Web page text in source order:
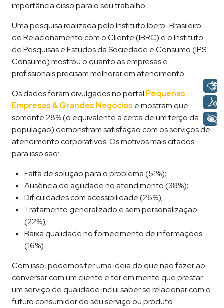
importância disso para o seu trabalho.
Uma pesquisa realizada pelo Instituto Ibero-Brasileiro
de Relacionamento com o Cliente (IBRC) e o Instituto
de Pesquisas e Estudos da Sociedade e Consumo (IPS
Consumo) mostrou o quanto as empresas e
profissionais precisam melhorar em atendimento.
Os dados foram divulgados no portal Pequenas
Empresas & Grandes Negócios e mostram que
somente 28% (o equivalente a cerca de um terço da
população) demonstram satisfação com os serviços de
atendimento corporativos. Os motivos mais citados
para isso são:
Falta de solução para o problema (51%);
Ausência de agilidade no atendimento (38%);
Dificuldades com acessibilidade (26%);
Tratamento generalizado e sem personalização
(22%);
Baixa qualidade no fornecimento de informações
(16%).
Com isso, podemos ter uma ideia do que não fazer ao
conversar com um cliente e ter em mente que prestar
um serviço de qualidade inclui saber se relacionar com o
futuro consumidor do seu serviço ou produto.